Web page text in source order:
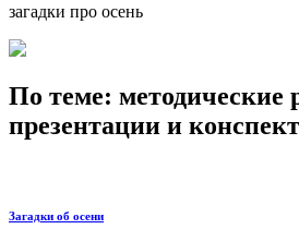
загадки про осень
По теме: методические
презентации и
Загадки об осени